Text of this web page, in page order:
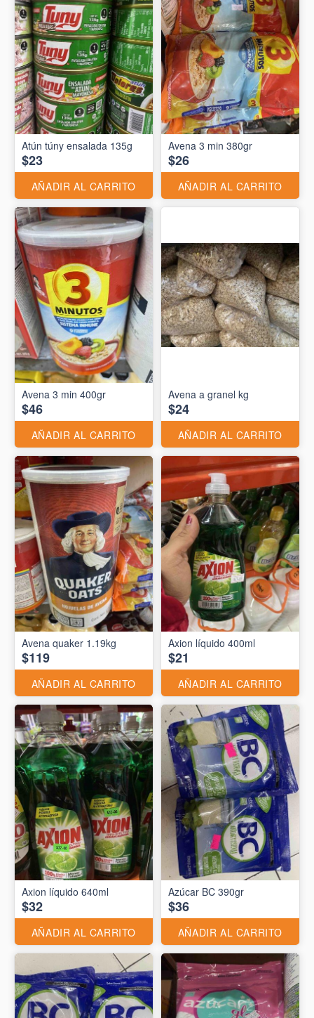
Atún túny ensalada 135g
$23
AÑADIR AL CARRITO
Avena 3 min 380gr
$26
AÑADIR AL CARRITO
Avena 3 min 400gr
$46
AÑADIR AL CARRITO
Avena a granel kg
$24
AÑADIR AL CARRITO
Avena quaker 1.19kg
$119
AÑADIR AL CARRITO
Axion líquido 400ml
$21
AÑADIR AL CARRITO
Axion líquido 640ml
$32
AÑADIR AL CARRITO
Azúcar BC 390gr
$36
AÑADIR AL CARRITO